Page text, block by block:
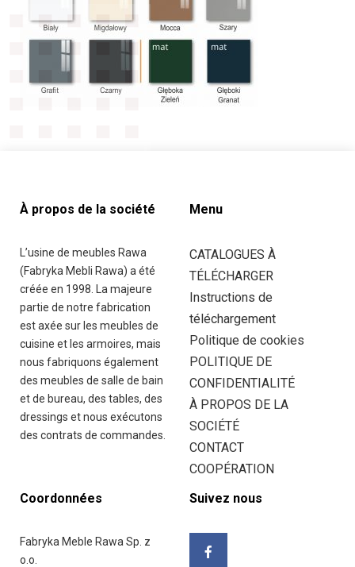
ANGLAIS )
FRANÇAIS)
41
À propos de la société
L’usine de meubles Rawa
(Fabryka Mebli Rawa) a été
créée en 1998. La majeure
partie de notre fabrication
est axée sur les meubles de
cuisine et les armoires, mais
nous fabriquons également
des meubles de salle de bain
et de bureau, des tables, des
dressings et nous exécutons
des contrats de commandes.
Menu
CATALOGUES À
TÉLÉCHARGER
Instructions de
téléchargement
Politique de cookies
POLITIQUE DE
CONFIDENTIALITÉ
À PROPOS DE LA
SOCIÉTÉ
CONTACT
COOPÉRATION
Coordonnées
Fabryka Meble Rawa Sp. z
o.o.
Suivez nous